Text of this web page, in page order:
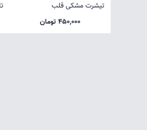
تیشرت مشکی قلب
450,000 تومان